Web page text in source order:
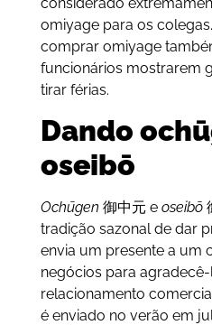
omiyage para os
comprar omiyage
funcionários mostrarem
tirar férias.
Dando
oseibō
Ochūgen 御中元 e oseibō
tradição sazonal de dar
envia um presente a um
negócios para
relacionamento
é enviado no verão em